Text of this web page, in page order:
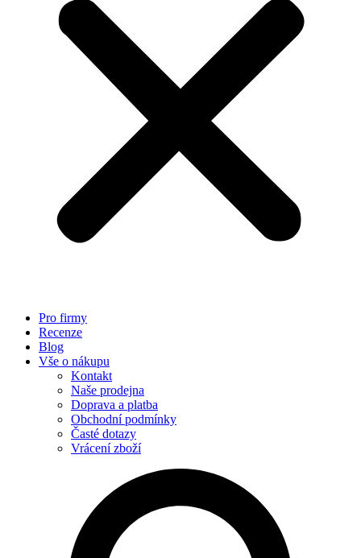
Pro firmy
Recenze
Blog
Vše o nákupu
Kontakt
Naše prodejna
Doprava a platba
Obchodní podmínky
Časté dotazy
Vrácení zboží